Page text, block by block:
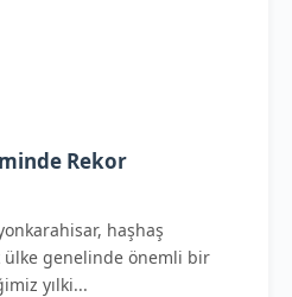
Rekor
haşhaş
ülke genelinde önemli bir
yılki...